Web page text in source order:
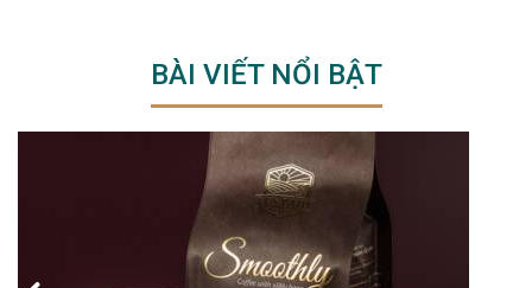
BÀI VIẾT NỔI BẬT